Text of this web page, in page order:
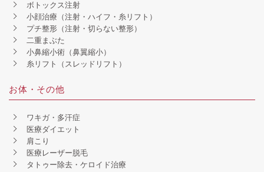
ボトックス注射
小顔治療（注射・ハイフ・糸リフト）
プチ整形（注射・切らない整形）
二重まぶた
小鼻縮小術（鼻翼縮小）
糸リフト（スレッドリフト）
お体・その他
ワキガ・多汗症
医療ダイエット
肩こり
医療レーザー脱毛
タトゥー除去・ケロイド治療